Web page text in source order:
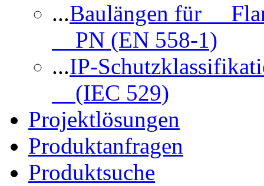
...Baulängen für
PN (EN 558-1)
...IP-
(IEC 529)
Projektlösungen
Produktanfragen
Produktsuche